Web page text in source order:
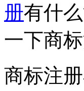
册有什
一下商
商标注